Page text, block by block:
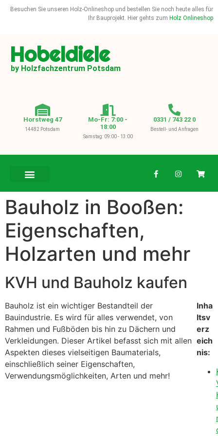
Besuchen Sie unseren Holz-Onlineshop und bestellen Sie noch heute alles für
Ihr Bauprojekt. Hier gehts zum Holz Onlineshop
Hobeldiele
by Holzfachzentrum Potsdam
Horstweg 47
14482 Potsdam
Mo-Fr: 7:00 -
18:00
Samstag: 09:00 - 13:00
0331 / 743 22 0
Bestell- und Anfragen
Bauholz in Booßen:
Eigenschaften,
Holzarten und mehr
KVH und Bauholz kaufen
Bauholz ist ein wichtiger Bestandteil der
Bauindustrie. Es wird für alles verwendet, von
Rahmen und Fußböden bis hin zu Dächern und
Verkleidungen. Dieser Artikel befasst sich mit allen
Aspekten dieses vielseitigen Baumaterials,
einschließlich seiner Eigenschaften,
Verwendungsmöglichkeiten, Arten und mehr!
Inha
ltsv
erz
eich
nis: